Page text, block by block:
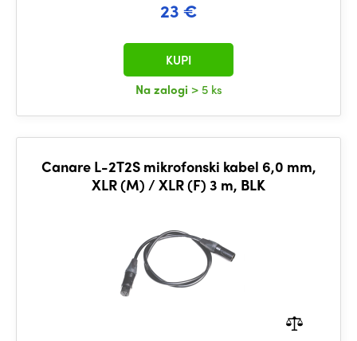
23 €
Na zalogi > 5 ks
KUPI
Canare L-2T2S mikrofonski kabel 6,0 mm,
XLR (M) / XLR (F) 3 m, BLK